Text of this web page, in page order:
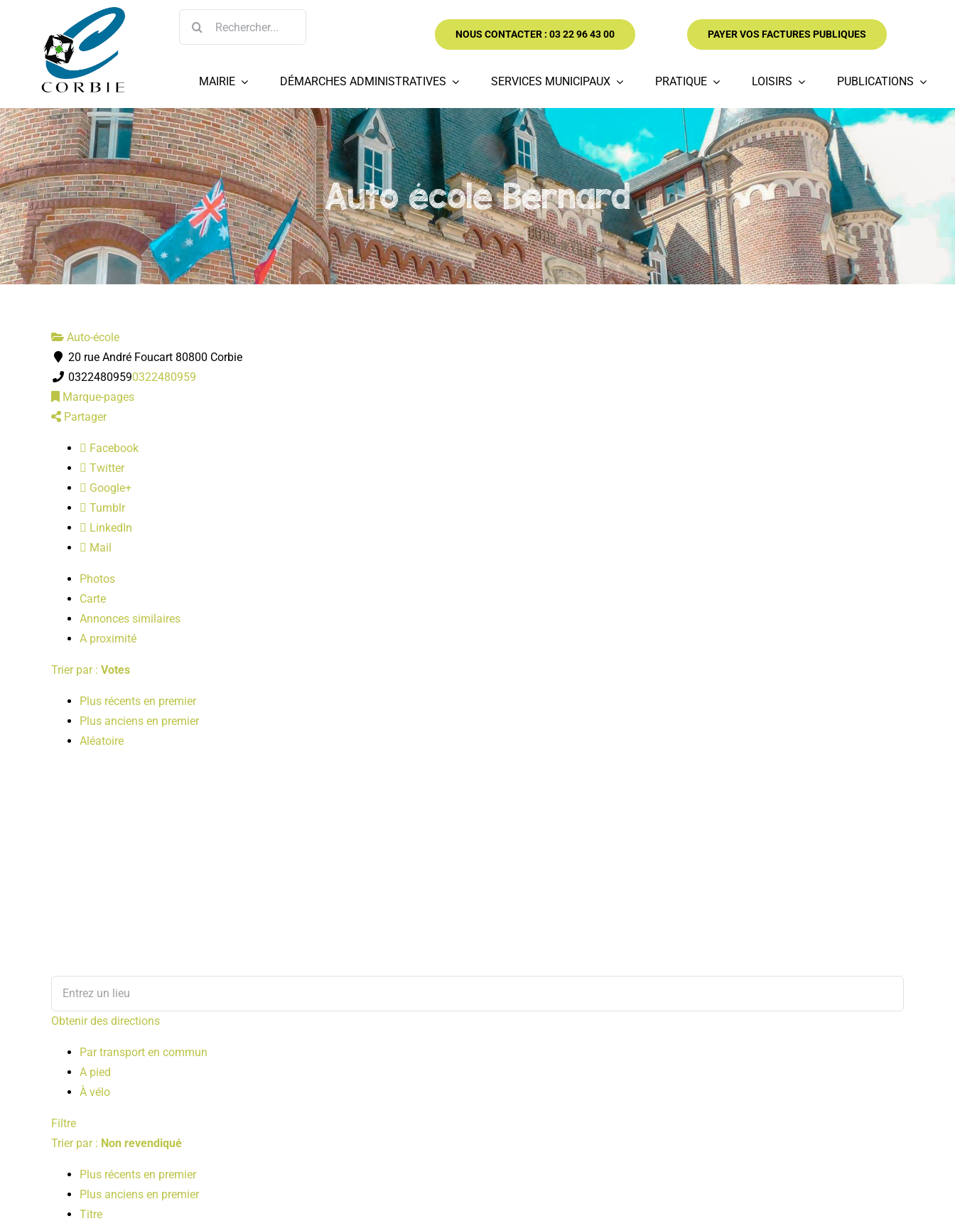
Rechercher:
NOUS CONTACTER : 03 22 96 43 00 PAYER VOS FACTURES PUBLIQUES
MAIRIE DÉMARCHES ADMINISTRATIVES SERVICES MUNICIPAUX PRATIQUE LOISIRS PUBLICATIONS
Auto école Bernard
Auto-école
20 rue André Foucart 80800 Corbie
03224809590322480959
Marque-pages
Partager
Facebook
Twitter
Google+
Tumblr
LinkedIn
Mail
Photos
Carte
Annonces similaires
A proximité
Trier par : Votes
Plus récents en premier
Plus anciens en premier
Aléatoire
Obtenir des directions
Par transport en commun
A pied
À vélo
Filtre
Trier par : Non revendiqué
Plus récents en premier
Plus anciens en premier
Titre